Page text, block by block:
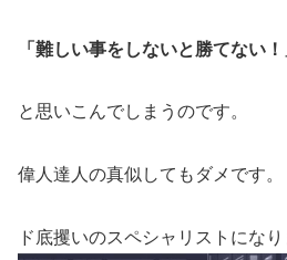
「難しい事をしないと勝てない！
と思いこんでしまうのです。
偉人達人の真似してもダメです。
ド底攫いのスペシャリストになり